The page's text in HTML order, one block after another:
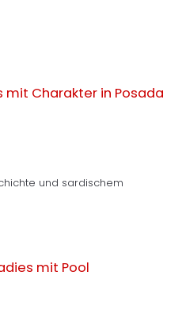
Charakter in Posada
und sardischem
mit Pool